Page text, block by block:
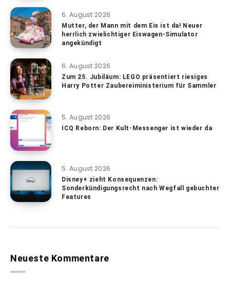
6. August 2026
Mutter, der Mann mit dem Eis ist da! Neuer
herrlich zwielichtiger Eiswagen-Simulator
angekündigt
6. August 2026
Zum 25. Jubiläum: LEGO präsentiert riesiges
Harry Potter Zaubereiministerium für Sammler
5. August 2026
ICQ Reborn: Der Kult-Messenger ist wieder da
5. August 2026
Disney+ zieht Konsequenzen:
Sonderkündigungsrecht nach Wegfall gebuchter
Features
Neueste Kommentare